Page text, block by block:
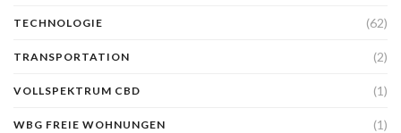
TECHNOLOGIE (62)
TRANSPORTATION (2)
VOLLSPEKTRUM CBD (1)
WBG FREIE WOHNUNGEN (1)